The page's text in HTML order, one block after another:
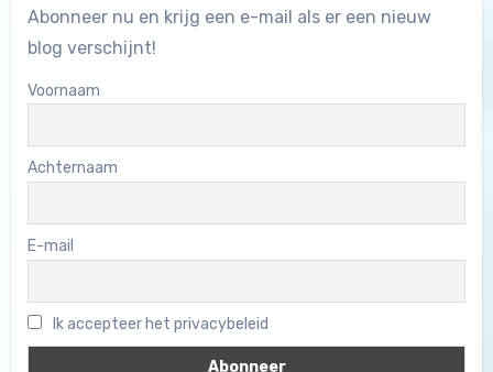
Abonneer nu en krijg een e-mail als er een nieuw
blog verschijnt!
Voornaam
Achternaam
E-mail
Ik accepteer het privacybeleid